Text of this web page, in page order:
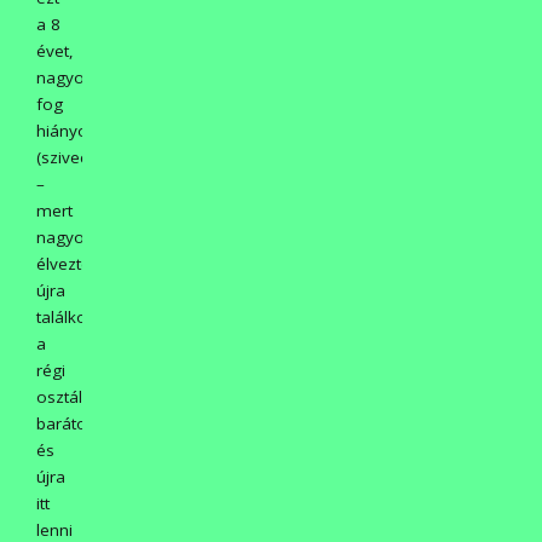
a 8
évet,
nagyon
fog
hiányozni.
(szivecske)
–
mert
nagyon
élveztem
újra
találkozni
a
régi
osztálytársakkal,
barátokkal
és
újra
itt
lenni